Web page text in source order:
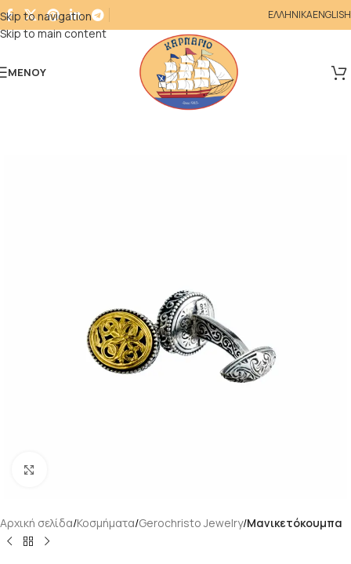
Skip to navigation
Skip to main content
ΕΛΛΗΝΙΚΑENGLISH
ΜΕΝΟΎ
Αρχική σελίδα Κοσμήματα Gerochristo Jewelry Μανικετόκουμπα